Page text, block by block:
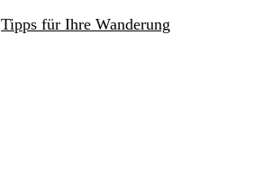
Tipps für Ihre Wanderung